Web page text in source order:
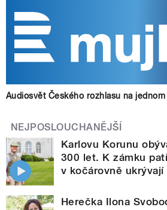
Audiosvět Českého rozhlasu na
NEJPOSLOUCHANĚJŠÍ
Karlovu Korunu
300 let. K zámku
v kočárovně
Herečka Ilona